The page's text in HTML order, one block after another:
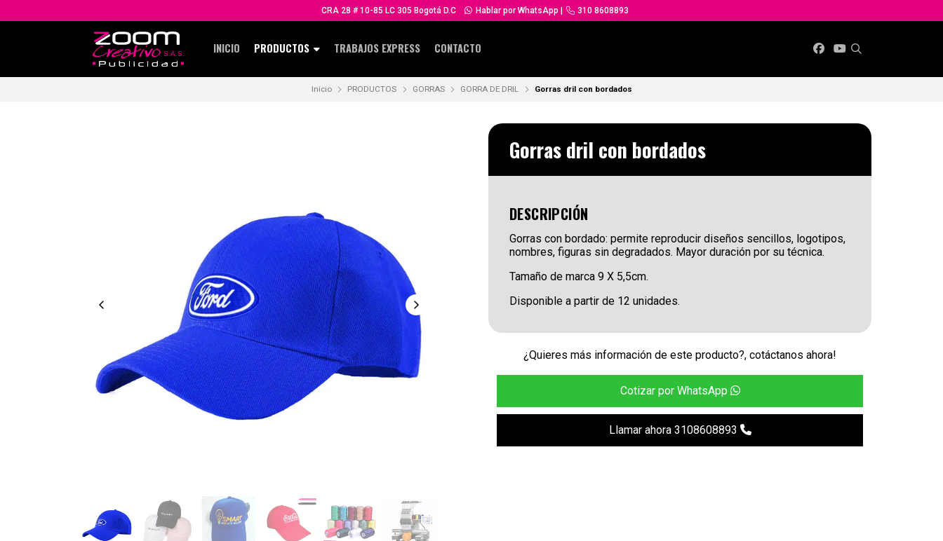
CRA 28 # 10-85 LC 305 Bogotá D.C Hablar por WhatsApp 310 8608893
INICIO PRODUCTOS TRABAJOS EXPRESS CONTACTO
Inicio PRODUCTOS GORRAS GORRA DE DRIL Gorras dril con bordados
Gorras dril con bordados
DESCRIPCIÓN
Gorras con bordado: permite reproducir diseños sencillos, logotipos,
nombres, figuras sin degradados. Mayor duración por su técnica.
Tamaño de marca 9 X 5,5cm.
Disponible a partir de 12 unidades.
¿Quieres más información de este producto?, cotáctanos ahora!
Cotizar por WhatsApp
Llamar ahora 3108608893